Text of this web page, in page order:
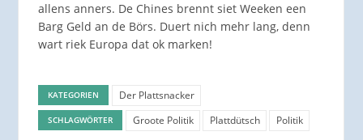
allens anners. De Chines brennt siet Weeken een
Barg Geld an de Börs. Duert nich mehr lang, denn
wart riek Europa dat ok marken!
KATEGORIEN Der Plattsnacker
SCHLAGWÖRTER Groote Politik Plattdütsch Politik